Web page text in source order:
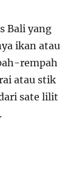
Bali yang
ikan atau
rempah
atau stik
sate lilit